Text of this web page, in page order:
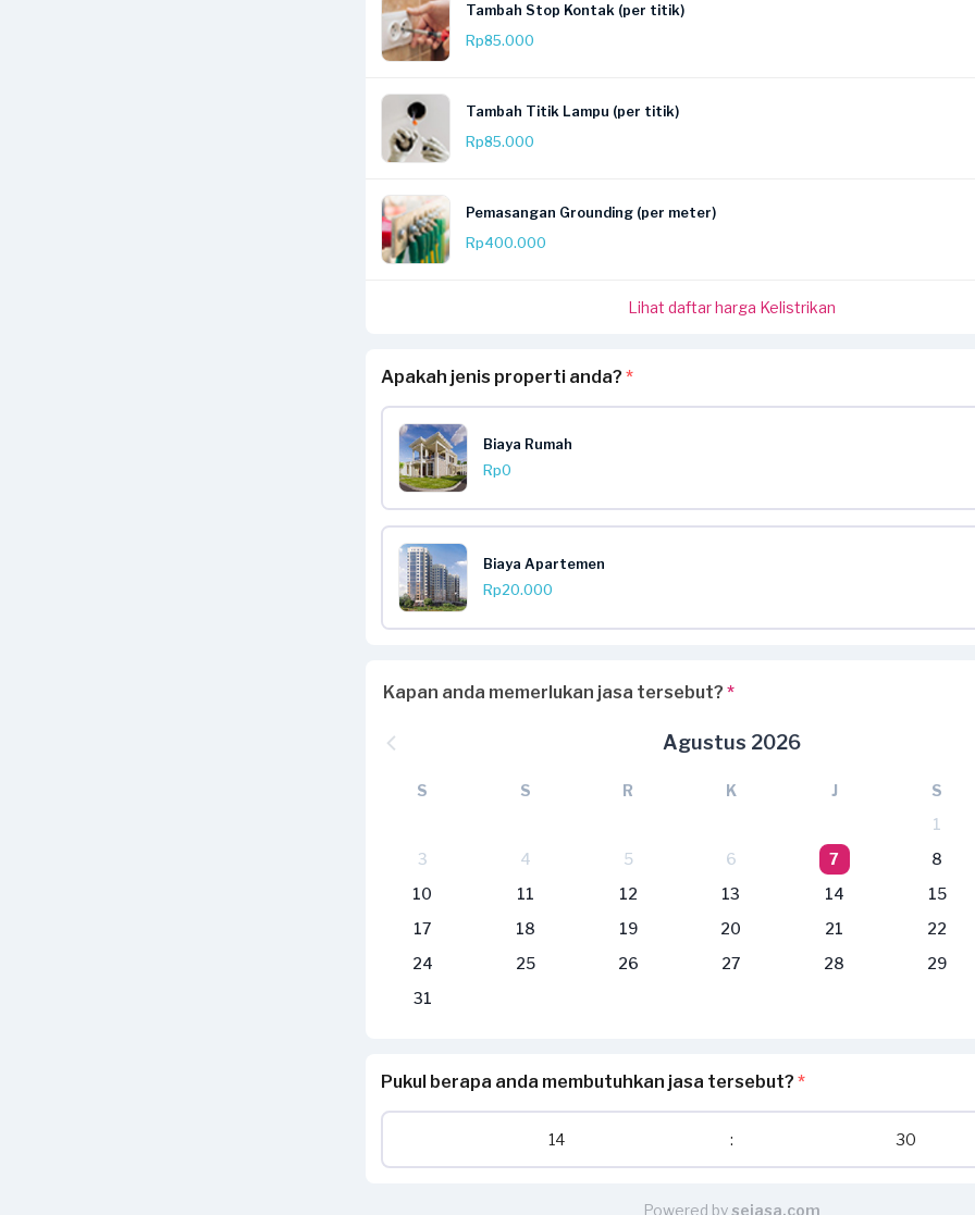
Tambah Stop Kontak (per titik)
Rp85.000
Tambah Titik Lampu (per titik)
Rp85.000
Pemasangan Grounding (per meter)
Rp400.000
Lihat daftar harga Kelistrikan
Apakah jenis properti anda? *
Biaya Rumah
Rp0
Biaya Apartemen
Rp20.000
Kapan anda memerlukan jasa tersebut? *
Agustus 2026
S S R K J S
1
3
4 5 6 7 8
10
11 12 13 14 15
17
18 19 20 21 22
24
25 26 27 28 29
31
Pukul berapa anda membutuhkan jasa tersebut? *
14 : 30
Powered bysejasa.com